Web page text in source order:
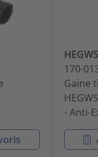
170-
Gaine
- Anti-